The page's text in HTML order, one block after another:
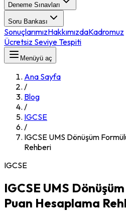
Deneme Sınavları
Soru Bankası
SonuçlarımızHakkımızdaKadromuz
Ücretsiz Seviye Tespiti
Menüyü aç
Ana Sayfa
/
Blog
/
IGCSE
/
IGCSE UMS Dönüşüm
Rehberi
IGCSE
IGCSE UMS
Puan Hesaplama